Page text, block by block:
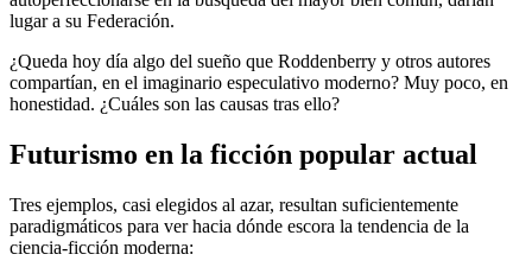
lugar a su Federación.
¿Queda hoy día algo del sueño que Roddenberry y otros autores
compartían, en el imaginario especulativo moderno? Muy poco, en
honestidad. ¿Cuáles son las causas tras ello?
Futurismo en la ficción popular actual
Tres ejemplos, casi elegidos al azar, resultan suficientemente
paradigmáticos para ver hacia dónde escora la tendencia de la
ciencia-ficción moderna: